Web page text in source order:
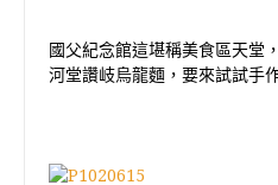
國父紀念館這堪稱美食區天堂
河堂讚岐烏龍麵，要來試試手